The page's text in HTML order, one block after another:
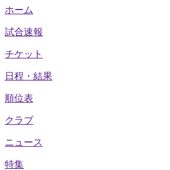
ホーム
試合速報
チケット
日程・結果
順位表
クラブ
ニュース
特集